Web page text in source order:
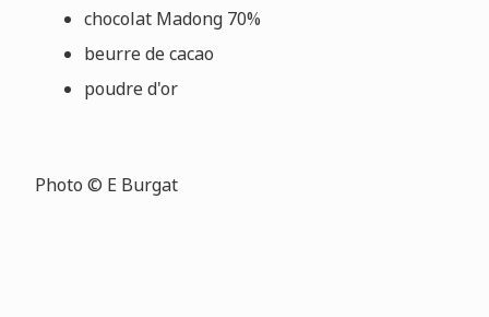
chocolat Madong 70%
beurre de cacao
poudre d'or
Photo © E Burgat